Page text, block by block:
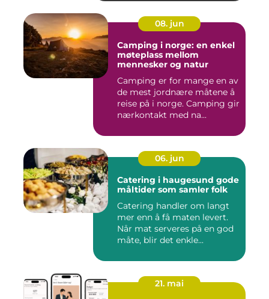
08. jun
Camping i norge: en enkel
møteplass mellom
mennesker og natur
Camping er for mange en av
de mest jordnære måtene å
reise på i norge. Camping gir
nærkontakt med na...
06. jun
Catering i haugesund gode
måltider som samler folk
Catering handler om langt
mer enn å få maten levert.
Når mat serveres på en god
måte, blir det enkle...
21. mai